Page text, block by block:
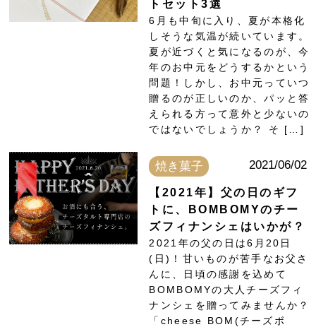
トセット3選
6月も中旬に入り、夏が本格化
しそうな気温が続いています。
夏が近づくと気になるのが、今
年のお中元をどうするかという
問題！しかし、お中元っていつ
贈るのが正しいのか、パッと答
えられる方って意外と少ないの
ではないでしょうか？ そ […]
焼き菓子 2021/06/02
【2021年】父の日のギフ
トに、BOMBOMYのチー
ズフィナンシェはいかが？
2021年の父の日は6月20日
(日)！甘いものが苦手なお父さ
んに、日頃の感謝を込めて
BOMBOMYの大人チーズフィ
ナンシェを贈ってみませんか？
「cheese BOM(チーズボ